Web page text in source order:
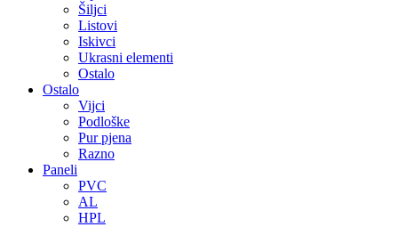
Šiljci
Listovi
Iskivci
Ukrasni elementi
Ostalo
Ostalo
Vijci
Podloške
Pur pjena
Razno
Paneli
PVC
AL
HPL